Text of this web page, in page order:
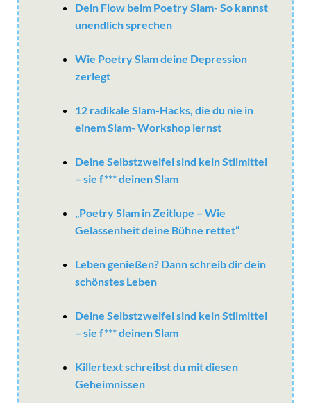
Dein Flow beim Poetry Slam- So kannst
unendlich sprechen
Wie Poetry Slam deine Depression
zerlegt
12 radikale Slam-Hacks, die du nie in
einem Slam- Workshop lernst
Deine Selbstzweifel sind kein Stilmittel
– sie f*** deinen Slam
„Poetry Slam in Zeitlupe – Wie
Gelassenheit deine Bühne rettet“
Leben genießen? Dann schreib dir dein
schönstes Leben
Deine Selbstzweifel sind kein Stilmittel
– sie f*** deinen Slam
Killertext schreibst du mit diesen
Geheimnissen